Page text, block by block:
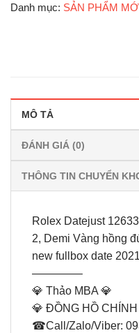
Danh mục: SẢN PHẨM
MÔ TẢ
ĐÁNH GIÁ (0)
THÔNG TIN CHUYỂN
Rolex Datejust
2, Demi Vàng hồng
new fullbox date
————–
💎 Thảo MBA 💎
💎 ĐỒNG HỒ
☎Call/Zalo/Viber: